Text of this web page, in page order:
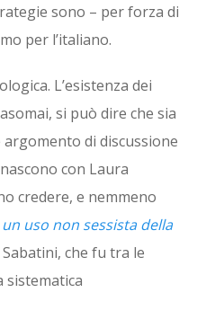
sono – per forza di
per l’italiano.
L’esistenza dei
si può dire che sia
di discussione
con Laura
credere, e nemmeno
uso non sessista della
che fu tra le
sistematica